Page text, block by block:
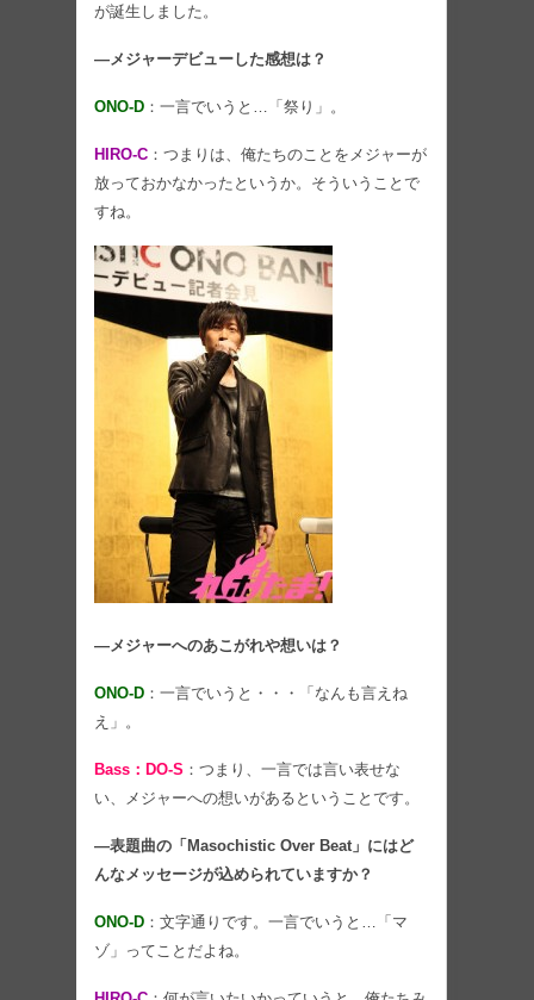
が誕生しました。
―メジャーデビューした感想は？
ONO-D ：一言でいうと…「祭り」。
HIRO-C ：つまりは、俺たちのことをメジャーが
放っておかなかったというか。そういうことで
すね。
―メジャーへのあこがれや想いは？
ONO-D ：一言でいうと・・・「なんも言えね
え」。
Bass：DO-S ：つまり、一言では言い表せな
い、メジャーへの想いがあるということです。
―表題曲の「Masochistic Over Beat」にはど
んなメッセージが込められていますか？
ONO-D ：文字通りです。一言でいうと…「マ
ゾ」ってことだよね。